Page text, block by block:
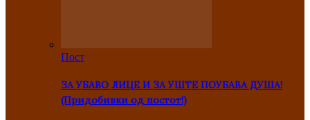
Пост
ЗА УБАВО ЛИЦЕ И ЗА УШТЕ ПОУБАВА ДУША!
(Придобивки од постот!)